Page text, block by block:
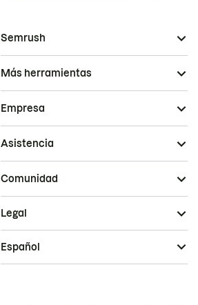
Semrush
Más herramientas
Empresa
Asistencia
Comunidad
Legal
Español